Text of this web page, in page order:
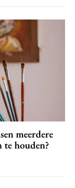
meerdere
te houden?